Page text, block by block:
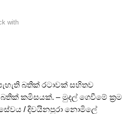
with
බතික් රටාවක් සහිතව
කමිසයක්. – මුදල් ගෙවීමේ ක්‍රම
/ දිවයිනපුරා නොමිලේ